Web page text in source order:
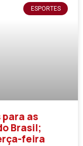
ESPORTES
as
Brasil;
feira